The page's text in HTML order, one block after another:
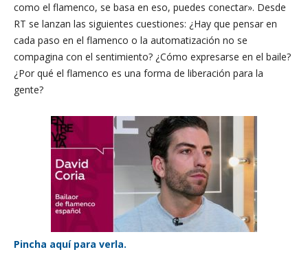
como el flamenco, se basa en eso, puedes conectar». Desde
RT se lanzan las siguientes cuestiones: ¿Hay que pensar en
cada paso en el flamenco o la automatización no se
compagina con el sentimiento? ¿Cómo expresarse en el baile?
¿Por qué el flamenco es una forma de liberación para la
gente?
Pincha aquí para verla.